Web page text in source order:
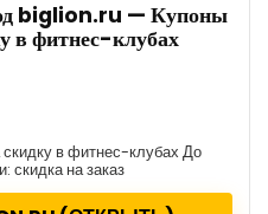
biglion.ru — Купоны
в фитнес-клубах
в фитнес-клубах До
скидка на заказ